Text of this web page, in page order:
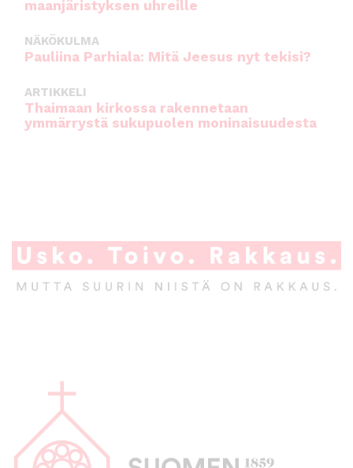
maanjäristyksen uhreille
NÄKÖKULMA
Pauliina Parhiala: Mitä Jeesus nyt tekisi?
ARTIKKELI
Thaimaan kirkossa rakennetaan
ymmärrystä sukupuolen moninaisuudesta
p